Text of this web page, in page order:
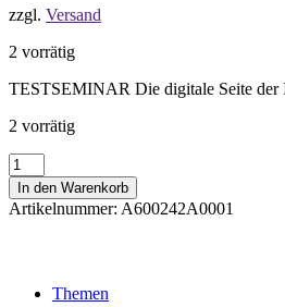
zzgl. Versand
2 vorrätig
TESTSEMINAR Die digitale Seite der
2 vorrätig
Seminar
inkl.
Übernachtung
Menge
In den Warenkorb
Artikelnummer: A600242A0001
Themen